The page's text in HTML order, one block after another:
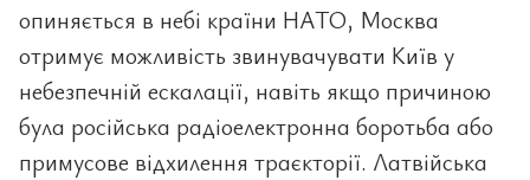
опиняється в небі країни НАТО, Москва
отримує можливість звинувачувати Київ у
небезпечній ескалації, навіть якщо причиною
була російська радіоелектронна боротьба або
примусове відхилення траєкторії. Латвійська